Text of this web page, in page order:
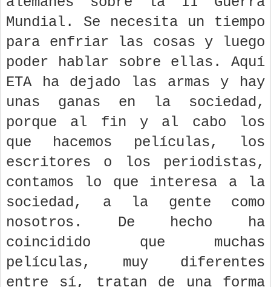
Mundial. Se necesita un tiempo
para enfriar las cosas y luego
poder hablar sobre ellas. Aquí
ETA ha dejado las armas y hay
unas ganas en la sociedad,
porque al fin y al cabo los
que hacemos películas, los
escritores o los periodistas,
contamos lo que interesa a la
sociedad, a la gente como
nosotros. De hecho ha
coincidido que muchas
películas, muy diferentes
entre sí, tratan de una forma